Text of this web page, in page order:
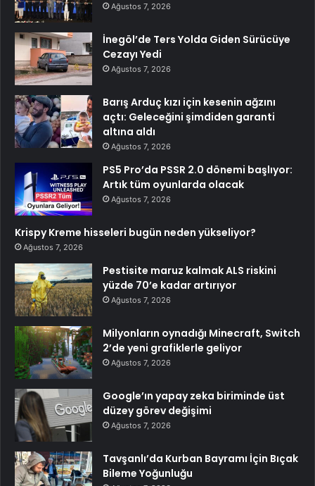
Ağustos 7, 2026
İnegöl’de Ters Yolda Giden Sürücüye
Cezayı Yedi
Ağustos 7, 2026
Barış Arduç kızı için kesenin ağzını
açtı: Geleceğini şimdiden garanti
altına aldı
Ağustos 7, 2026
PS5 Pro’da PSSR 2.0 dönemi başlıyor:
Artık tüm oyunlarda olacak
Ağustos 7, 2026
Krispy Kreme hisseleri bugün neden yükseliyor?
Ağustos 7, 2026
Pestisite maruz kalmak ALS riskini
yüzde 70’e kadar artırıyor
Ağustos 7, 2026
Milyonların oynadığı Minecraft, Switch
2’de yeni grafiklerle geliyor
Ağustos 7, 2026
Google’ın yapay zeka biriminde üst
düzey görev değişimi
Ağustos 7, 2026
Tavşanlı’da Kurban Bayramı İçin Bıçak
Bileme Yoğunluğu